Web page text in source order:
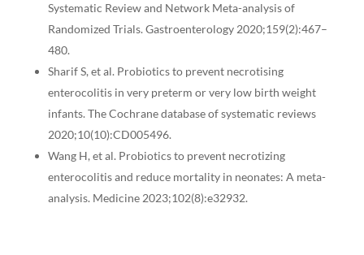
Systematic Review and Network Meta-analysis of
Randomized Trials. Gastroenterology 2020;159(2):467–
480.
Sharif S, et al. Probiotics to prevent necrotising
enterocolitis in very preterm or very low birth weight
infants. The Cochrane database of systematic reviews
2020;10(10):CD005496.
Wang H, et al. Probiotics to prevent necrotizing
enterocolitis and reduce mortality in neonates: A meta-
analysis. Medicine 2023;102(8):e32932.